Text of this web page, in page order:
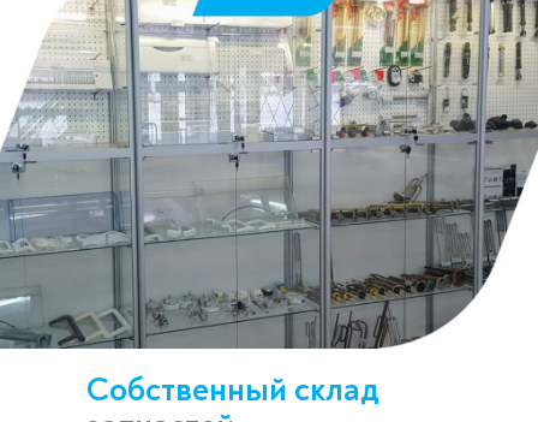
Собственный склад